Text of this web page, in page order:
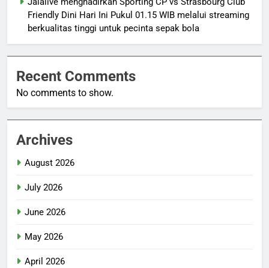
Friendly Dini Hari Ini Pukul 01.15 WIB melalui streaming
berkualitas tinggi untuk pecinta sepak bola
Recent Comments
No comments to show.
Archives
August 2026
July 2026
June 2026
May 2026
April 2026